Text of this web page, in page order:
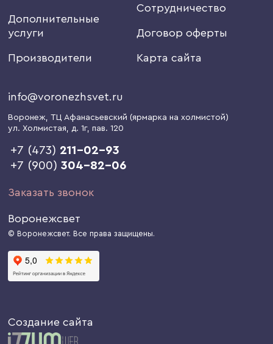
Дополнительные
услуги
Производители
Сотрудничество
Договор оферты
Карта сайта
info@voronezhsvet.ru
Воронеж, ТЦ Афанасьевский (ярмарка на холмистой)
ул. Холмистая, д. 1г, пав. 120
+7 (473) 211-02-93
+7 (900)304-82-06
Заказать звонок
Воронежсвет
© Воронежсвет. Все права защищены.
Создание сайта